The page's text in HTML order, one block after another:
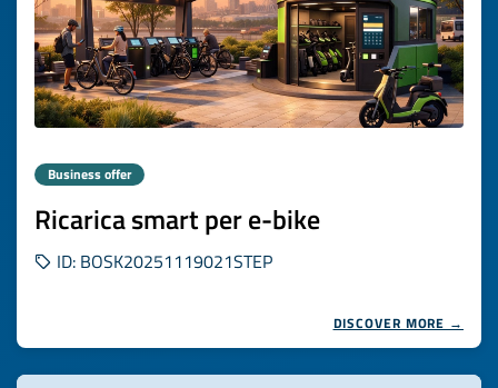
Business offer
Ricarica smart per e-bike
ID: BOSK20251119021STEP
DISCOVER MORE →